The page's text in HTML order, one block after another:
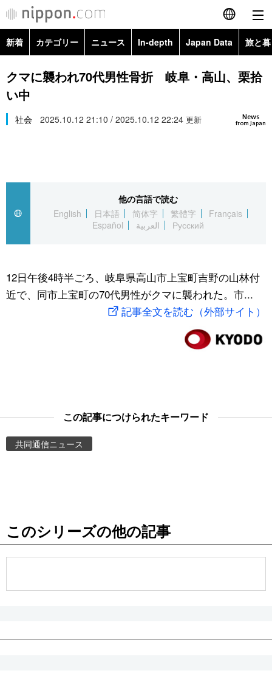
English
简体字
Русский
カテゴリー
経済・ビジネス
国際
文化
トップ
アーカイブ
In-depth
Japan Data
動画/Live
お知らせ
新着 カテゴリー ニュース In-depth Japan Data 旅と
政治・外交
経済・ビジネス
スポーツ・東京2020
Topics
クマに襲われ70代男性骨折 岐阜・高山、栗拾
い中
News
from Japan
社会 2025.10.12 21:10 / 2025.10.12 22:24 更新
他の言語で読む
English
日本語 简体字 繁體字
Français
Español
العربية Русский
12日午後4時半ごろ、岐阜県高山市上宝町吉野の山林付
近で、同市上宝町の70代男性がクマに襲われた。市...
記事全文を読む（外部サイト）
この記事につけられたキーワード
共同通信ニュース
このシリーズの他の記事